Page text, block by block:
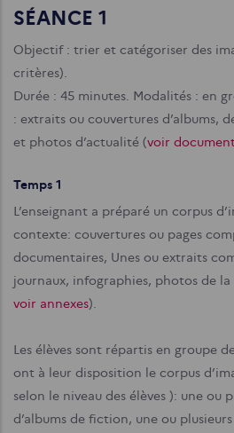
SÉANCE 1
Objectif : trier et catégoriser des
critères).
Durée : 45 minutes. Modalités : en
: extraits ou couvertures d’albums,
et photos d’actualité (voir
Temps 1
L’enseignant a préparé un corpus
contexte: couvertures ou pages
documentaires, Unes ou extraits
journaux, infographies, photos de la
voir annexes).
Les élèves sont répartis en groupe
ont à leur disposition le corpus
selon le niveau des élèves ): une ou
d’albums de fiction, une ou